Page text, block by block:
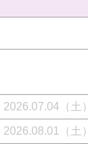
2026.07.04（土）
2026.08.01（土）